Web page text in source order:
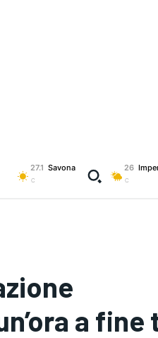
27.1
C
Savona 26
C
a fine